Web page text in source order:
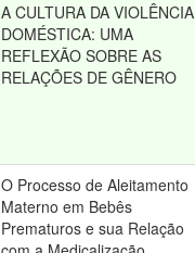
A CULTURA DA VIOLÊNCIA
DOMÉSTICA: UMA
REFLEXÃO SOBRE AS
RELAÇÕES DE GÊNERO
O Processo de Aleitamento
Materno em Bebês
Prematuros e sua Relação